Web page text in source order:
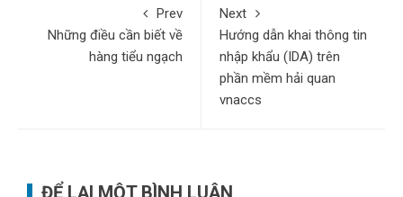
Prev
Những điều cần biết về
hàng tiểu ngạch
Next
Hướng dẫn khai thông tin
nhập khẩu (IDA) trên
phần mềm hải quan
vnaccs
ĐỂ LẠI MỘT BÌNH LUẬN